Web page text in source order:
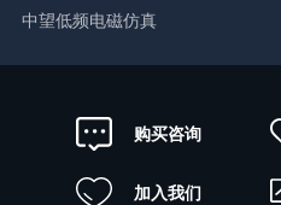
中望低频电磁仿真
购买咨询
加入我们